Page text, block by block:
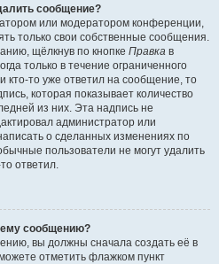
сообщение?
или модератором конференции,
только свои собственные сообщения.
щёлкнув по кнопке Правка в
только в течение ограниченного
кто-то уже ответил на сообщение, то
которая показывает количество
из них. Эта надпись не
администратор или
о сделанных изменениях по
пользователи не могут удалить
ответил.
сообщению?
вы должны сначала создать её в
отметить флажком пункт